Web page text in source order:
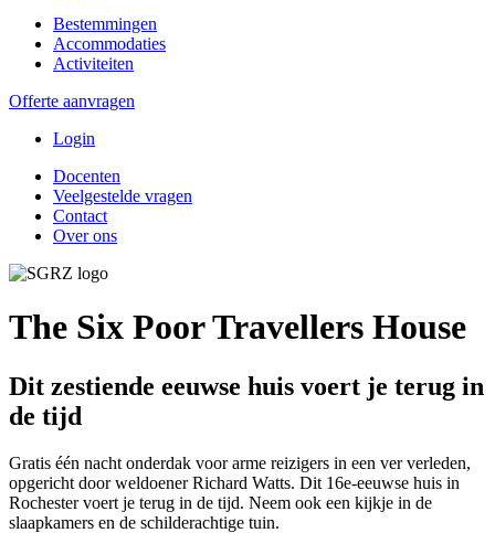
Bestemmingen
Accommodaties
Activiteiten
Offerte aanvragen
Login
Docenten
Veelgestelde vragen
Contact
Over ons
The Six Poor Travellers House
Dit zestiende eeuwse huis voert je terug in
de tijd
Gratis één nacht onderdak voor arme reizigers in een ver verleden,
opgericht door weldoener Richard Watts. Dit 16e-eeuwse huis in
Rochester voert je terug in de tijd. Neem ook een kijkje in de
slaapkamers en de schilderachtige tuin.